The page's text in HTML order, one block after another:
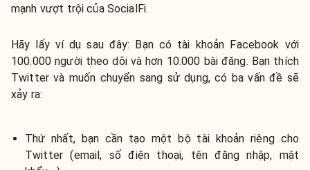
mạnh vượt trội của SocialFi.
Hãy lấy ví dụ sau đây: Bạn có tài khoản Facebook với
100.000 người theo dõi và hơn 10.000 bài đăng. Bạn thích
Twitter và muốn chuyển sang sử dụng, có ba vấn đề sẽ
xảy ra:
Thứ nhất, bạn cần tạo một bộ tài khoản riêng cho
Twitter (email, số điện thoại, tên đăng nhập, mật